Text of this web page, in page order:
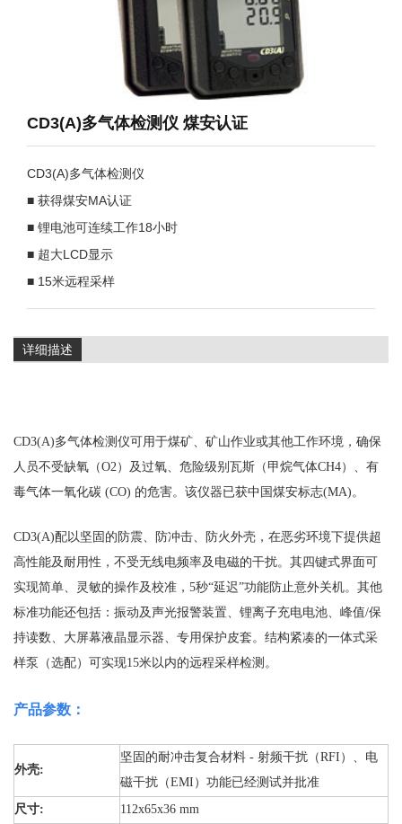
CD3(A)多气体检测仪 煤安认证
CD3(A)多气体检测仪
■ 获得煤安MA认证
■ 锂电池可连续工作18小时
■ 超大LCD显示
■ 15米远程采样
详细描述
CD3(A)多气体检测仪可用于煤矿、矿山作业或其他工作环境，确保
人员不受缺氧（O2）及过氧、危险级别瓦斯（甲烷气体CH4）、有
毒气体一氧化碳 (CO) 的危害。该仪器已获中国煤安标志(MA)。
CD3(A)配以坚固的防震、防冲击、防火外壳，在恶劣环境下提供超
高性能及耐用性，不受无线电频率及电磁的干扰。其四键式界面可
实现简单、灵敏的操作及校准，5秒“延迟”功能防止意外关机。其他
标准功能还包括：振动及声光报警装置、锂离子充电电池、峰值/保
持读数、大屏幕液晶显示器、专用保护皮套。结构紧凑的一体式采
样泵（选配）可实现15米以内的远程采样检测。
产品参数：
外壳:
坚固的耐冲击复合材料 - 射频干扰（RFI）、电
磁干扰（EMI）功能已经测试并批准
尺寸:
112x65x36 mm